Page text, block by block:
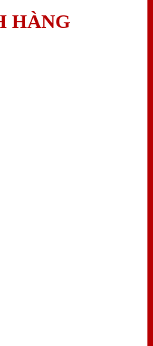
HÀNG